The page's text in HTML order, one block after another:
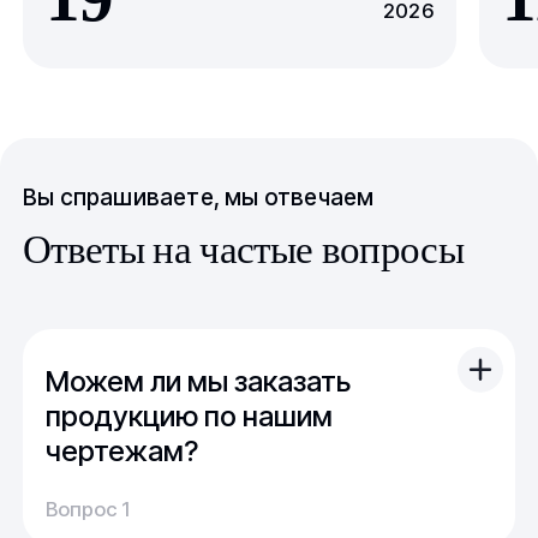
2026
Вы спрашиваете, мы отвечаем
Ответы на частые вопросы
Можем ли мы заказать
продукцию по нашим
чертежам?
Вы можете отправить свой чертеж/проект
(в т.ч. примерный) с техническим заданием.
Вопрос 1